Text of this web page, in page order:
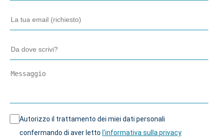
Autorizzo il trattamento dei miei dati personali
confermando di aver letto l'informativa sulla privacy